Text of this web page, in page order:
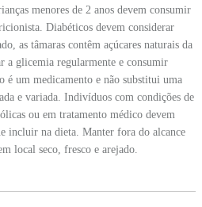
menores de 2 anos devem consumir
Diabéticos devem considerar
as tâmaras contêm açúcares naturais da
a glicemia regularmente e consumir
é um medicamento e não substitui uma
e variada. Indivíduos com condições de
ou em tratamento médico devem
incluir na dieta. Manter fora do alcance
local seco, fresco e arejado.